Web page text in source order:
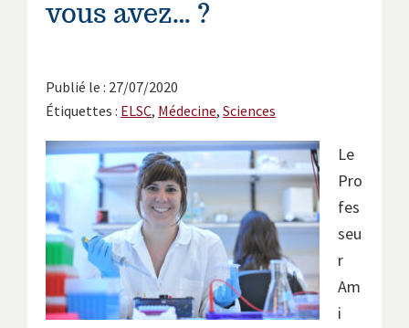
vous avez… ?
Publié le : 27/07/2020
Étiquettes : ELSC, Médecine, Sciences
Le
Pro
fes
seu
r
Am
i